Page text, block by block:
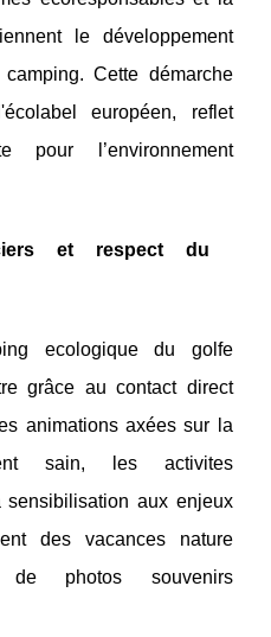
le développement
Cette démarche
européen, reflet
pour l’environnement
et respect du
ecologique du golfe
grâce au contact direct
animations axées sur la
sain, les activites
sensibilisation aux enjeux
des vacances nature
de photos souvenirs